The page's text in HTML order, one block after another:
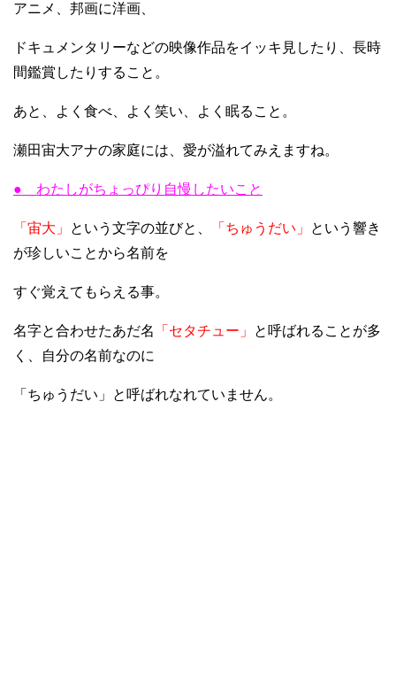
アニメ、邦画に洋画、
ドキュメンタリーなどの映像作品をイッキ見したり、長時
間鑑賞したりすること。
あと、よく食べ、よく笑い、よく眠ること。
瀬田宙大アナの家庭には、愛が溢れてみえますね。
● わたしがちょっぴり自慢したいこと
「宙大」 という文字の並びと、 「ちゅうだい」
という響き
が珍しいことから名前を
すぐ覚えてもらえる事。
名字と合わせたあだ名 「セタチュー」
と呼ばれることが多
く、自分の名前なのに
「ちゅうだい」と呼ばれなれていません。